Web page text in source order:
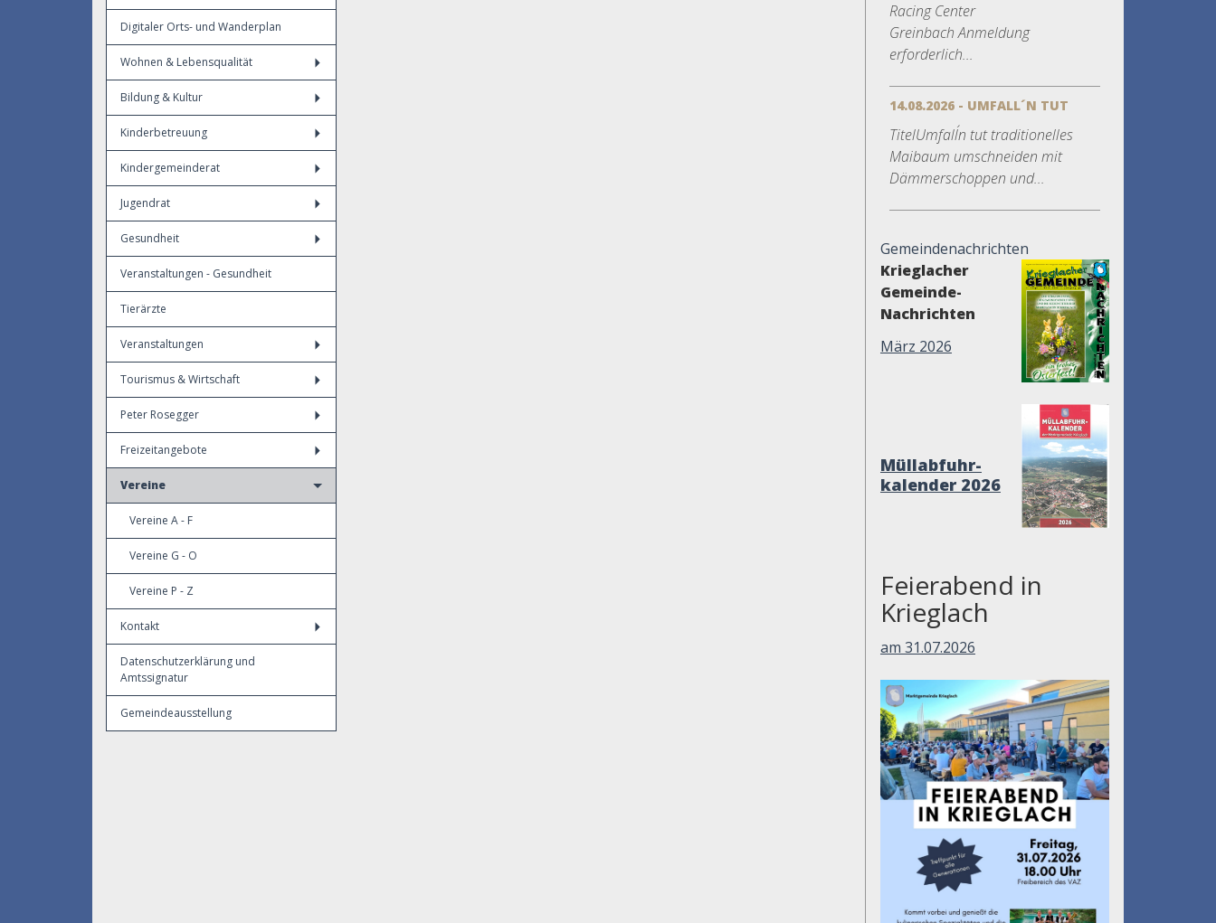
Digitaler Orts- und Wanderplan
Wohnen & Lebensqualität
Bildung & Kultur
Kinderbetreuung
Kindergemeinderat
Jugendrat
Gesundheit
Veranstaltungen - Gesundheit
Tierärzte
Veranstaltungen
Tourismus & Wirtschaft
Peter Rosegger
Freizeitangebote
Vereine
Vereine A - F
Vereine G - O
Vereine P - Z
Kontakt
Datenschutzerklärung und
Amtssignatur
Gemeindeausstellung
Racing Center
Greinbach Anmeldung
erforderlich...
14.08.2026 - UMFALL´N TUT
TitelUmfall´n tut traditionelles
Maibaum umschneiden mit
Dämmerschoppen und...
Gemeindenachrichten
Krieglacher
Gemeinde-
Nachrichten
März 2026
Müllabfuhr-
kalender 2026
Feierabend in
Krieglach
am 31.07.2026